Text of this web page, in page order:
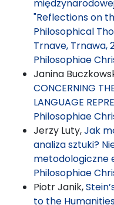
"Reflections on
Philosophical
Trnave, Trnawa,
Philosophiae
Janina
CONCERNING
LANGUAGE
Philosophiae
Jerzy Luty,Jak
analiza sztuki?
metodologiczne
Philosophiae
Piotr Janik,
to the